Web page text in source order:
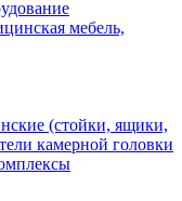
мебель,
(стойки, ящики,
камерной головки